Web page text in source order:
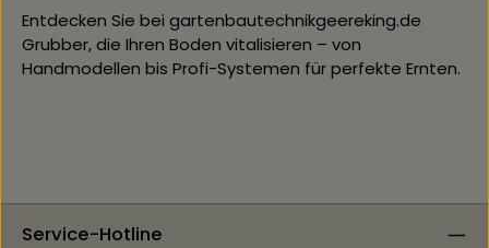
Entdecken Sie bei gartenbautechnikgeereking.de
Grubber, die Ihren Boden vitalisieren – von
Handmodellen bis Profi-Systemen für perfekte Ernten.
Service-Hotline